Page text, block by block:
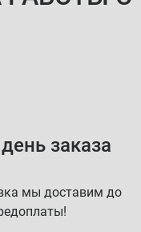
заказа
мы доставим до